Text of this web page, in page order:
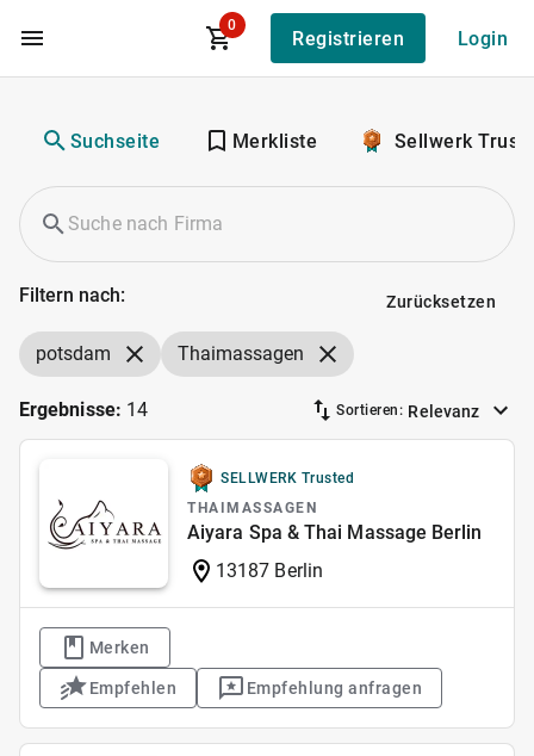
Zum Hauptinhalt
0
Registrieren Login
Suchseite Merkliste Sellwerk
Filtern nach: Zurücksetzen
potsdam Thaimassagen
Ergebnisse: 14 Sortieren: Relevanz
SELLWERK Trusted
THAIMASSAGEN
Aiyara Spa & Thai Massage Berlin
13187 Berlin
Merken
Empfehlen Empfehlung anfragen